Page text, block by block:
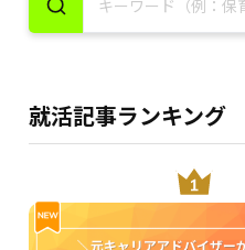
就活記事ランキング